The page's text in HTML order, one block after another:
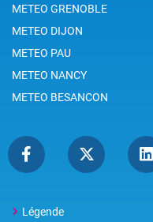
METEO GRENOBLE
METEO DIJON
METEO PAU
METEO NANCY
METEO BESANCON
Légende